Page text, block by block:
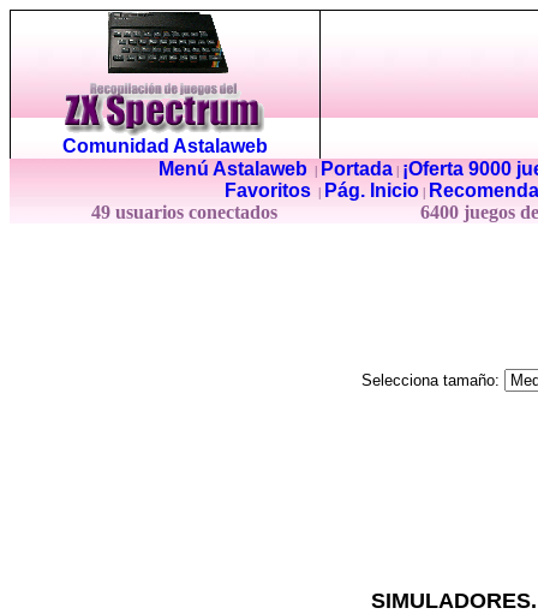
Comunidad Astalaweb
Menú Astalaweb| Portada|
¡Oferta 9000
Favoritos
Pág. Inicio
49 usuarios conectados
6400 juegos
Selecciona tamaño: